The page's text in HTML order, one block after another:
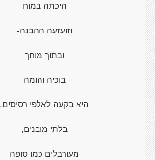
היכתה במוח
וזועזעה ההבנה-
ובתוך מוחך
בוכיה והומה
היא בקעה לאלפי רסיסים.
בלתי מובנים,
מעורבלים כמו סופה